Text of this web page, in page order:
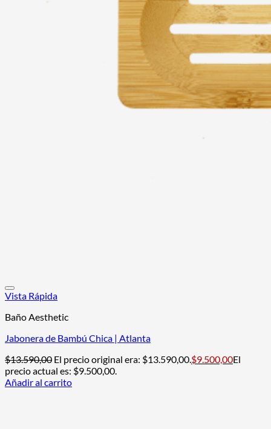
Vista Rápida
Baño Aesthetic
Jabonera de Bambú Chica | Atlanta
$13.590,00 El precio original era: $13.590,00.$9.500,00El
precio actual es: $9.500,00.
Añadir al carrito